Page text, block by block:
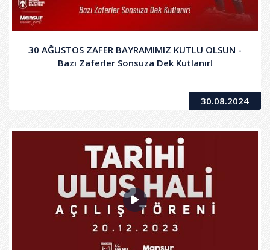
30 AĞUSTOS ZAFER BAYRAMIMIZ KUTLU OLSUN -
Bazı Zaferler Sonsuza Dek Kutlanır!
30.08.2024